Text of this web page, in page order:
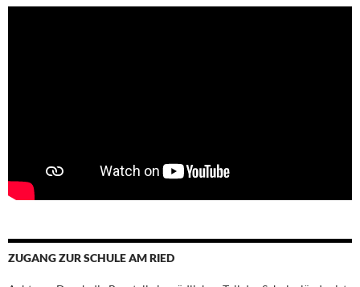
ZUGANG ZUR SCHULE AM RIED